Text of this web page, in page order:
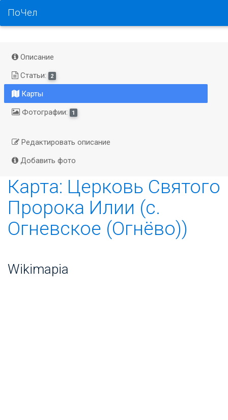
ПоЧел
Описание
Статьи:
2
Карты
Фотографии:
1
Редактировать описание
Добавить фото
Карта: Церковь Святого
Пророка Илии (с.
Огневское (Огнёво))
Wikimapia